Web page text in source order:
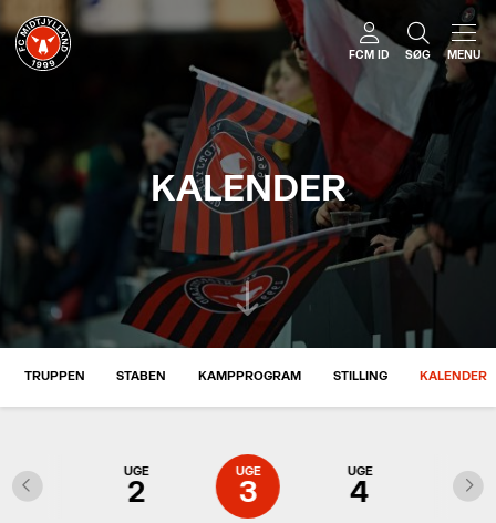
FCM ID SØG MENU
KALENDER
TRUPPEN STABEN KAMPPROGRAM STILLING KALENDER
UGE
1
UGE
2
UGE
3
UGE
4
UGE
5